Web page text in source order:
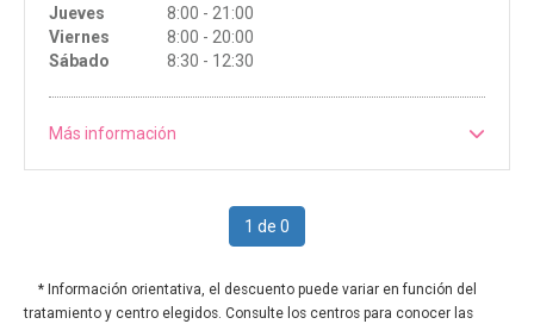
Jueves
8:00 - 21:00
Viernes
8:00 - 20:00
Sábado
8:30 - 12:30
Más información
1 de 0
* Información orientativa, el descuento puede variar en función del
tratamiento y centro elegidos. Consulte los centros para conocer las